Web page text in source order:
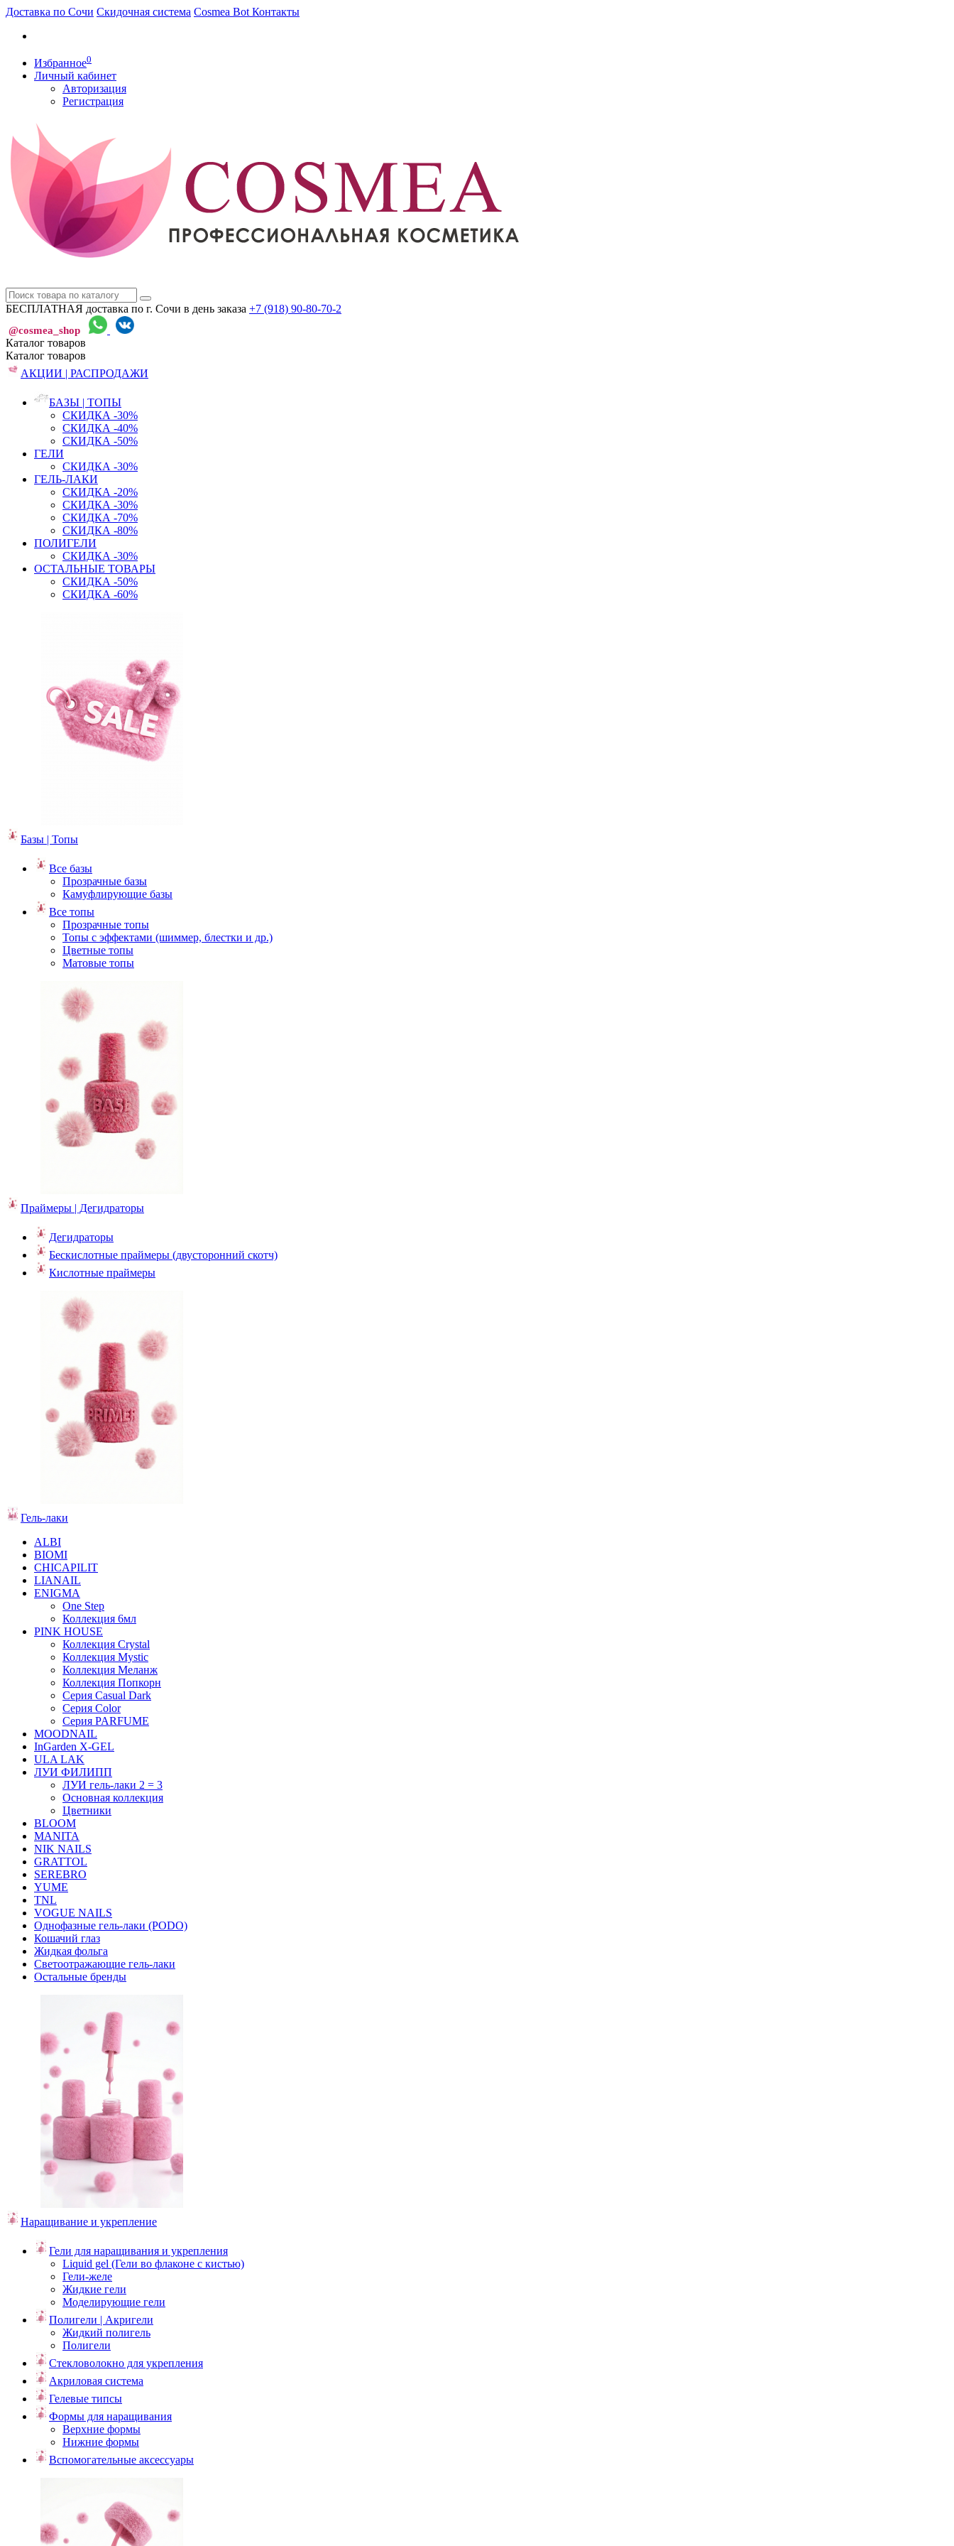
Доставка по Сочи Скидочная система Cosmea Bot Контакты
Избранное0
Личный кабинет
Авторизация
Регистрация
БЕСПЛАТНАЯ доставка по г. Сочи в день заказа +7 (918) 90-80-70-2
@cosmea_shop
Каталог товаров
Каталог товаров
АКЦИИ | РАСПРОДАЖИ
БАЗЫ | ТОПЫ
СКИДКА -30%
СКИДКА -40%
СКИДКА -50%
ГЕЛИ
СКИДКА -30%
ГЕЛЬ-ЛАКИ
СКИДКА -20%
СКИДКА -30%
СКИДКА -70%
СКИДКА -80%
ПОЛИГЕЛИ
СКИДКА -30%
ОСТАЛЬНЫЕ ТОВАРЫ
СКИДКА -50%
СКИДКА -60%
Базы | Топы
Все базы
Прозрачные базы
Камуфлирующие базы
Все топы
Прозрачные топы
Топы с эффектами (шиммер, блестки и др.)
Цветные топы
Матовые топы
Праймеры | Дегидраторы
Дегидраторы
Бескислотные праймеры (двусторонний скотч)
Кислотные праймеры
Гель-лаки
ALBI
BIOMI
CHICAPILIT
LIANAIL
ENIGMA
One Step
Коллекция 6мл
PINK HOUSE
Коллекция Crystal
Коллекция Mystic
Коллекция Меланж
Коллекция Попкорн
Серия Casual Dark
Серия Color
Серия PARFUME
MOODNAIL
InGarden X-GEL
ULA LAK
ЛУИ ФИЛИПП
ЛУИ гель-лаки 2 = 3
Основная коллекция
Цветники
BLOOM
MANITA
NIK NAILS
GRATTOL
SEREBRO
YUME
TNL
VOGUE NAILS
Однофазные гель-лаки (PODO)
Кошачий глаз
Жидкая фольга
Светоотражающие гель-лаки
Остальные бренды
Наращивание и укрепление
Гели для наращивания и укрепления
Liquid gel (Гели во флаконе с кистью)
Гели-желе
Жидкие гели
Моделирующие гели
Полигели | Акригели
Жидкий полигель
Полигели
Стекловолокно для укрепления
Акриловая система
Гелевые типсы
Формы для наращивания
Верхние формы
Нижние формы
Вспомогательные аксессуары